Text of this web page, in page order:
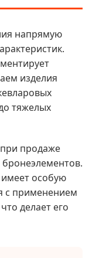
напрямую
изделия
тяжелых
продаже
особую
с применением
делает его